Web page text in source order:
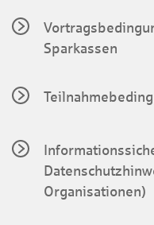
Sparkassen
Organisationen)